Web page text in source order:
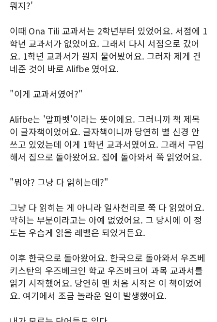
뭐지?'
이때 Ona Tili 교과서는 2학년부터 있었어요. 서점에 1
학년 교과서가 없었어요. 그래서 다시 서점으로 갔어
요. 1학년 교과서가 뭔지 물어봤어요. 그러자 제게 건
네준 것이 바로 Alifbe 였어요.
"이게 교과서였어?"
Alifbe는 '알파벳'이라는 뜻이에요. 그러니까 책 제목
이 글자책이었어요. 글자책이니까 당연히 별 신경 안
쓰고 있었는데 이게 1학년 교과서였어요. 그래서 구입
해서 집으로 돌아왔어요. 집에 돌아와서 쭉 읽었어요.
"뭐야? 그냥 다 읽히는데?"
그냥 다 읽히는 게 아니라 일사천리로 쭉 다 읽었어요.
막히는 부분이라고는 아예 없었어요. 그 당시에 이 정
도는 우습게 읽을 레벨은 되었거든요.
이후 한국으로 돌아왔어요. 한국으로 돌아와서 우즈베
키스탄의 우즈베크인 학교 우즈베크어 과목 교과서를
읽기 시작했어요. 당연히 맨 처음 시작은 이 책이었어
요. 여기에서 조금 놀라운 일이 발생했어요.